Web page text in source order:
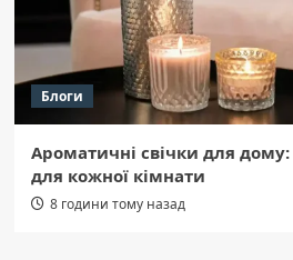
Блоги
Ароматичні свічки для
для кожної кімнати
8 години тому назад